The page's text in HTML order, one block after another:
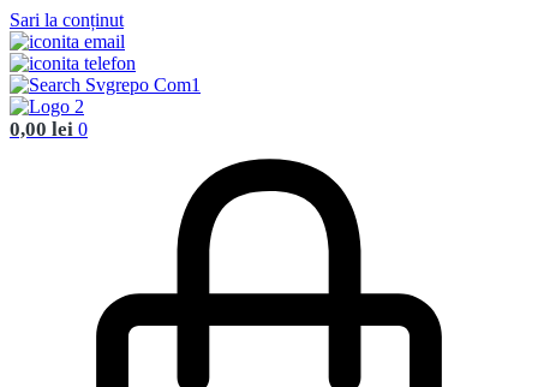
Sari la conținut
0,00 lei 0